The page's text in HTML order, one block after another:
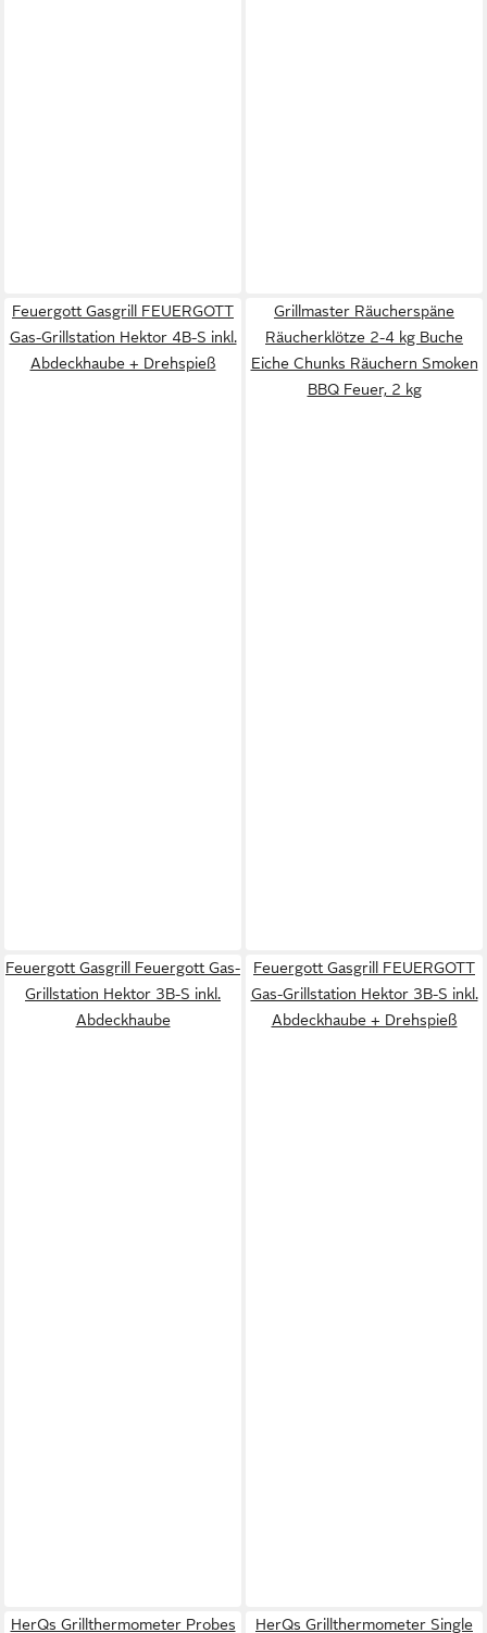
Feuergott Gasgrill FEUERGOTT
Gas-Grillstation Hektor 4B-S inkl.
Abdeckhaube + Drehspieß
Grillmaster Räucherspäne
Räucherklötze 2-4 kg Buche
Eiche Chunks Räuchern Smoken
BBQ Feuer, 2 kg
Feuergott Gasgrill Feuergott Gas-
Grillstation Hektor 3B-S inkl.
Abdeckhaube
Feuergott Gasgrill FEUERGOTT
Gas-Grillstation Hektor 3B-S inkl.
Abdeckhaube + Drehspieß
HerQs Grillthermometer Probes HerQs Grillthermometer Single